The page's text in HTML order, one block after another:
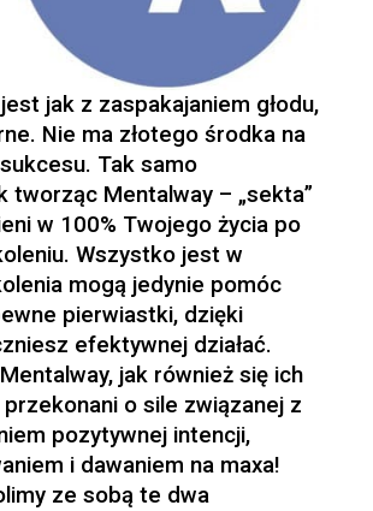
jak z zaspakajaniem głodu,
Nie ma złotego środka na
Tak samo
tworząc Mentalway – „sekta”
w 100% Twojego życia po
Wszystko jest w
mogą jedynie pomóc
pierwiastki, dzięki
efektywnej działać.
jak również się ich
przekonani o sile związanej z
pozytywnej intencji,
i dawaniem na maxa!
ze sobą te dwa